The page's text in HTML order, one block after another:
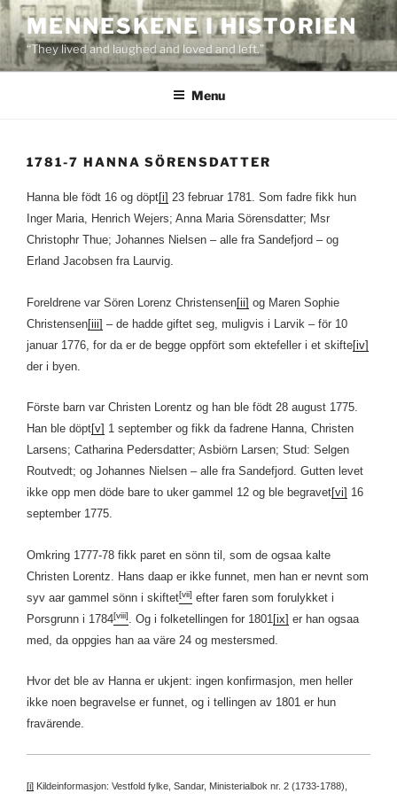
Skip
to
content
MENNESKENE I HISTORIEN
“They lived and laughed and loved and left.”
Menu
1781-7 HANNA SÖRENSDATTER
Hanna ble födt 16 og döpt[i] 23 februar 1781. Som fadre fikk hun
Inger Maria, Henrich Wejers; Anna Maria Sörensdatter; Msr
Christophr Thue; Johannes Nielsen – alle fra Sandefjord – og
Erland Jacobsen fra Laurvig.
Foreldrene var Sören Lorenz Christensen[ii] og Maren Sophie
Christensen[iii] – de hadde giftet seg, muligvis i Larvik – för 10
januar 1776, for da er de begge oppfört som ektefeller i et skifte[iv]
der i byen.
Förste barn var Christen Lorentz og han ble födt 28 august 1775.
Han ble döpt[v] 1 september og fikk da fadrene Hanna, Christen
Larsens; Catharina Pedersdatter; Asbiörn Larsen; Stud: Selgen
Routvedt; og Johannes Nielsen – alle fra Sandefjord. Gutten levet
ikke opp men döde bare to uker gammel 12 og ble begravet[vi] 16
september 1775.
Omkring 1777-78 fikk paret en sönn til, som de ogsaa kalte
Christen Lorentz. Hans daap er ikke funnet, men han er nevnt som
syv aar gammel sönn i skiftet[vii] efter faren som forulykket i
Porsgrunn i 1784[viii] . Og i folketellingen for 1801 [ix] er han ogsaa
med, da oppgies han aa väre 24 og mestersmed.
Hvor det ble av Hanna er ukjent: ingen konfirmasjon, men heller
ikke noen begravelse er funnet, og i tellingen av 1801 er hun
fravärende.
[i] Kildeinformasjon: Vestfold fylke, Sandar, Ministerialbok nr. 2 (1733-1788),